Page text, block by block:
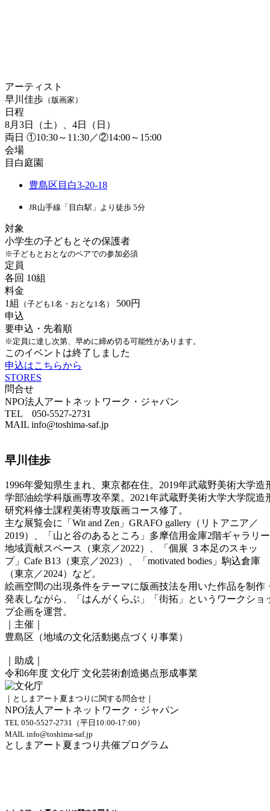
アーティスト
早川佳歩 （版画家）
日程
8月3日（土）、4日（日）
両日 ①10:30～11:30／②14:00～15:00
会場
目白庭園
豊島区目白3-20-18
JR山手線「目白駅」より徒歩 5分
対象
小学生の子どもとその保護者
※子どもとおとなのペアでの参加必須
定員
各回 10組
料金
1組
（子ども1名・おとな1名）
500円
申込
要申込・先着順
※定員に達し次第、早めに締め切る可能性があります。
このイベントは終了しました
申込はこちらから
STORES
問合せ
NPO法人アートネットワーク・ジャパン
TEL 050-5527-2731
MAIL info@toshima-saf.jp
早川佳歩
1996年愛知県生まれ、東京都在住。2019年武蔵野美術大学造
学部油絵学科版画専攻卒業。2021年武蔵野美術大学大学院造
研究科修士課程美術専攻版画コース修了。
主な展覧会に「Wit and Zen」GRAFO gallery（リトアニア／
2019）、「山と谷のあるところ」多摩信用金庫2階ギャラリー
地域貢献スペース（東京／2022）、「個展 ３本足のスキッ
プ」Cafe B13（東京／2023）、「motivated bodies」駒込倉庫
（東京／2024）など。
絵画空間の出現条件をテーマに版画技法を用いた作品を制作
発表しながら、「はんがくらぶ」「街拓」というワークショ
プ企画を運営。
｜主催｜
豊島区（地域の文化活動拠点づくり事業）
｜助成｜
令和6年度 文化庁 文化芸術創造拠点形成事業
｜としまアート夏まつりに関する問合せ｜
NPO法人アートネットワーク・ジャパン
TEL 050-5527-2731（平日10:00-17:00）
MAIL info@toshima-saf.jp
としまアート夏まつり共催プログラム